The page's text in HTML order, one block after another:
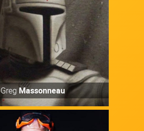
Greg Massonneau
Artiste
Découvrir